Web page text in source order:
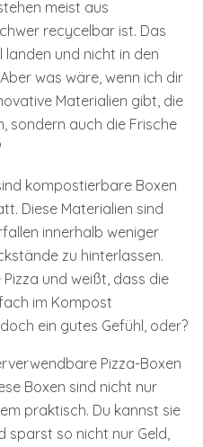
meist aus
recycelbar ist. Das
und nicht in den
was wäre, wenn ich dir
Materialien gibt, die
sondern auch die Frische
kompostierbare Boxen
Diese Materialien sind
innerhalb weniger
zu hinterlassen.
und weißt, dass die
im Kompost
ein gutes Gefühl, oder?
Pizza-Boxen
Boxen sind nicht nur
praktisch. Du kannst sie
sparst so nicht nur Geld,